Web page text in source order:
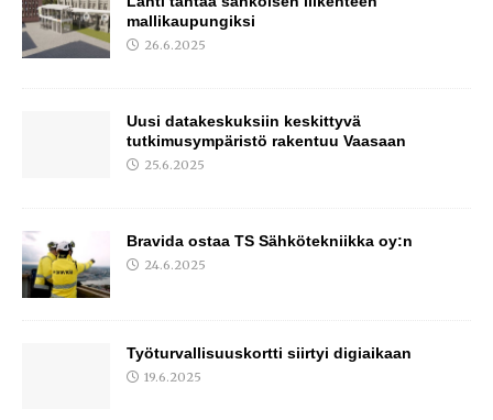
mallikaupungiksi
26.6.2025
Uusi datakeskuksiin keskittyvä
tutkimusympäristö rakentuu Vaasaan
25.6.2025
Bravida ostaa TS Sähkötekniikka oy:n
24.6.2025
Työturvallisuuskortti siirtyi digiaikaan
19.6.2025